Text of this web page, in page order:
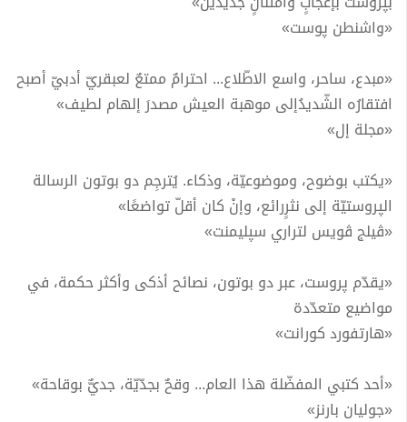
«واشنطن پوست»
«مبدع، ساحر، واسع الاطّلاع... احترامٌ ممتعٌ لعبقريّ أدبيّ أصبح
افتقارُه الشّديدُإلى موهبة العيش مصدرَ إلهام لطيف»
«مجلة إل»
«يكتب بوضوح، وموضوعيّة، وذكاء. يُترجِم دو بوتون الرسالة
الپروستيّة إلى نثرٍرائع، وإنْ كان أقلّ تواضعًا»
«ڤيلج ڤويس لتراري سپليمنت»
«يقدّم پروست، عبر دو بوتون، نصائح أذكى وأكثر حكمة، في
مواضيع متعدّدة
«هارتفورد كورانت»
«أحد كتبي المفضّلة هذا العام... وقحٌ بجدّيّة، جديٌّ بوقاحة»
«جوليان بارنز»